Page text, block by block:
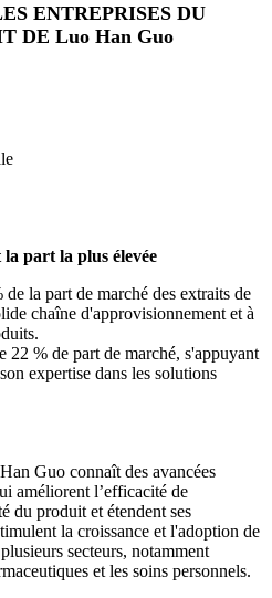
ENTREPRISES DU
DE Luo Han Guo
part la plus élevée
la part de marché des extraits de
chaîne d'approvisionnement et à
22 % de part de marché, s'appuyant
expertise dans les solutions
Guo connaît des avancées
améliorent l’efficacité de
du produit et étendent ses
la croissance et l'adoption de
secteurs, notamment
et les soins personnels.